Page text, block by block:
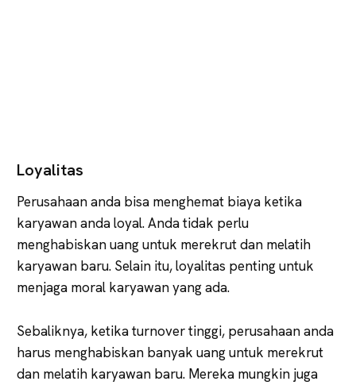
Loyalitas
Perusahaan anda bisa menghemat biaya ketika
karyawan anda loyal. Anda tidak perlu
menghabiskan uang untuk merekrut dan melatih
karyawan baru. Selain itu, loyalitas penting untuk
menjaga moral karyawan yang ada.
Sebaliknya, ketika turnover tinggi, perusahaan anda
harus menghabiskan banyak uang untuk merekrut
dan melatih karyawan baru. Mereka mungkin juga